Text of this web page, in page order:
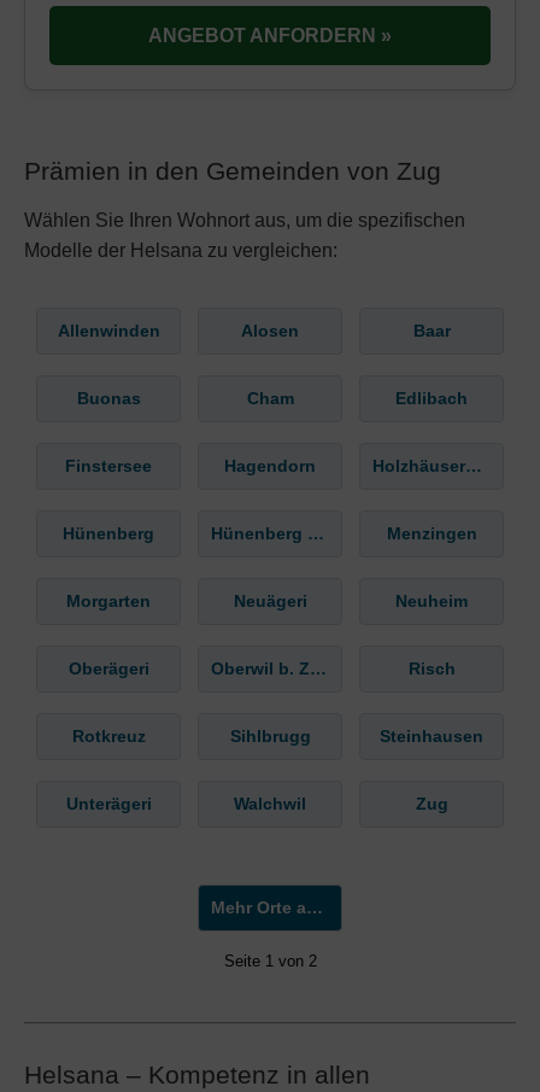
ANGEBOT ANFORDERN »
Prämien in den Gemeinden von Zug
Wählen Sie Ihren Wohnort aus, um die spezifischen
Modelle der Helsana zu vergleichen:
Allenwinden Alosen Baar
Buonas Cham Edlibach
Finstersee Hagendorn Holzhäusern ZG
Hünenberg Hünenberg See Menzingen
Morgarten Neuägeri Neuheim
Oberägeri Oberwil b. Zug Risch
Rotkreuz Sihlbrugg Steinhausen
Unterägeri Walchwil Zug
Mehr Orte anzeigen »
Seite 1 von 2
Helsana – Kompetenz in allen